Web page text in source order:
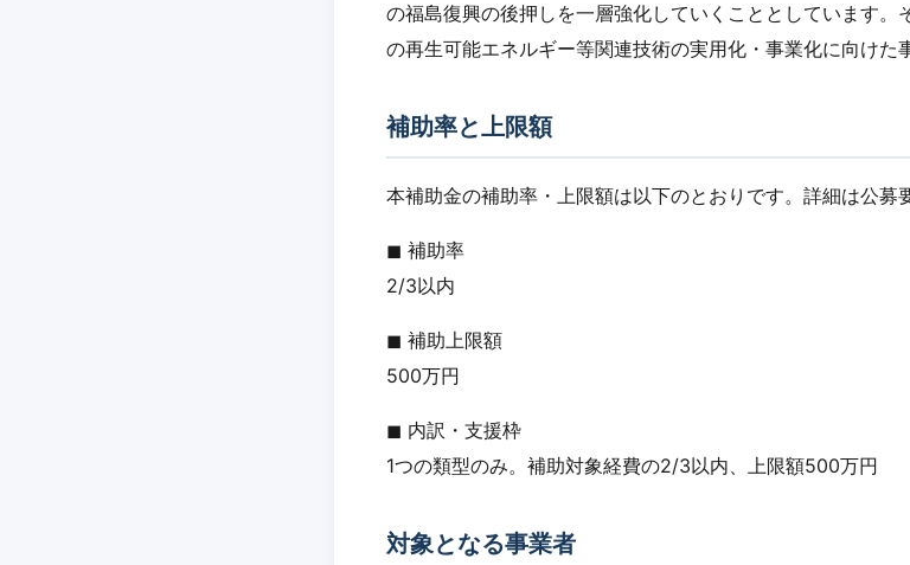
の福島復興の後押しを一層強化していくこととしています。
の再生可能エネルギー等関連技術の実用化・事業化に向けた
補助率と上限額
本補助金の補助率・上限額は以下のとおりです。詳細は公募
◼︎ 補助率
2/3以内
◼︎ 補助上限額
500万円
◼︎ 内訳・支援枠
1つの類型のみ。補助対象経費の2/3以内、上限額500万円
対象となる事業者